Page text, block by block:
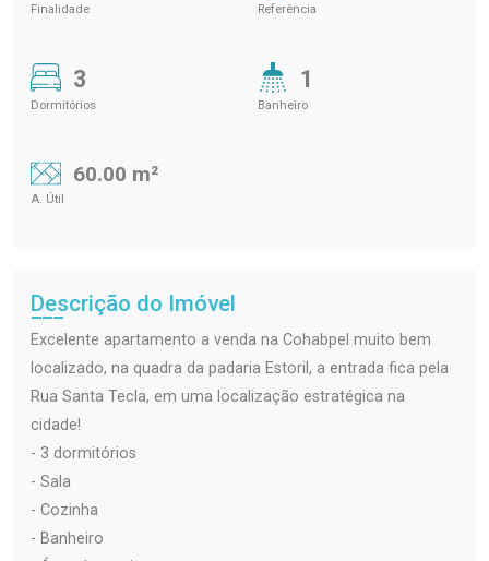
Finalidade Referência
3
Dormitórios
1
Banheiro
60.00 m²
A. Útil
Descrição do Imóvel
Excelente apartamento a venda na Cohabpel muito bem
localizado, na quadra da padaria Estoril, a entrada fica pela
Rua Santa Tecla, em uma localização estratégica na
cidade!
- 3 dormitórios
- Sala
- Cozinha
- Banheiro